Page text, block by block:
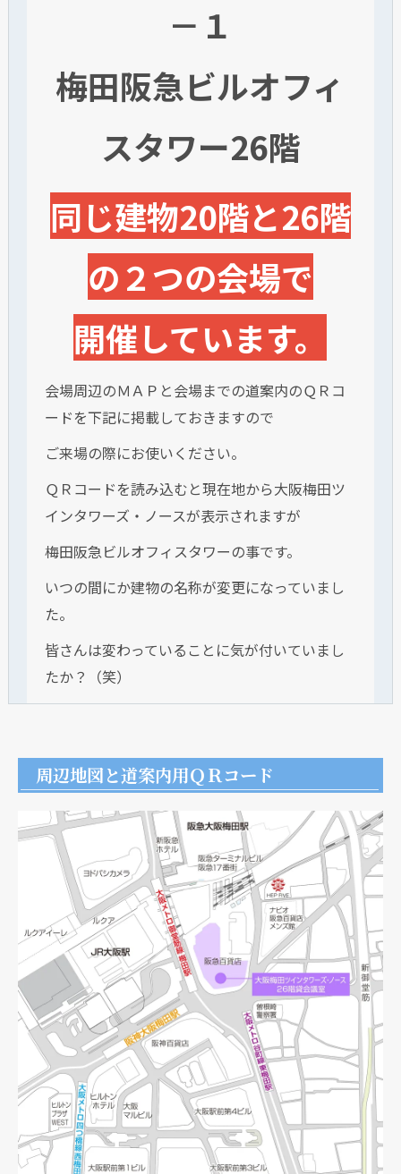
－１
梅田阪急ビルオフィ
スタワー26階
同じ建物20階と26階
の２つの会場で
開催しています。
会場周辺のＭＡＰと会場までの道案内のＱＲコ
ードを下記に掲載しておきますので
ご来場の際にお使いください。
ＱＲコードを読み込むと現在地から大阪梅田ツ
インタワーズ・ノースが表示されますが
梅田阪急ビルオフィスタワーの事です。
いつの間にか建物の名称が変更になっていまし
た。
皆さんは変わっていることに気が付いていまし
たか？（笑）
周辺地図と道案内用ＱＲコード